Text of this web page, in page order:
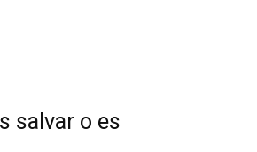
salvar o es